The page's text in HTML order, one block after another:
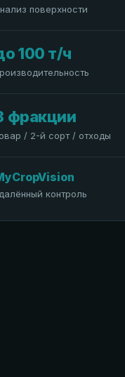
поверхности
100 т/ч
фракции
/ 2-й сорт / отходы
контроль